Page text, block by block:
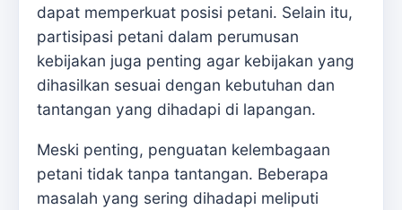
dapat memperkuat posisi petani. Selain itu,
partisipasi petani dalam perumusan
kebijakan juga penting agar kebijakan yang
dihasilkan sesuai dengan kebutuhan dan
tantangan yang dihadapi di lapangan.
Meski penting, penguatan kelembagaan
petani tidak tanpa tantangan. Beberapa
masalah yang sering dihadapi meliputi